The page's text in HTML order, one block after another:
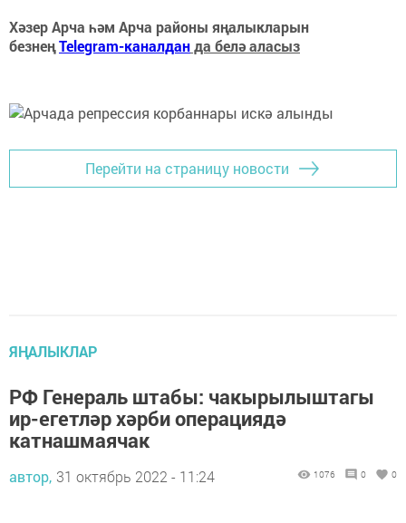
Хәзер Арча һәм Арча районы яңалыкларын
безнеңTelegram-каналданда белә аласыз
Перейти на страницу новости
ЯҢАЛЫКЛАР
РФ Генераль штабы: чакырылыштагы
ир-егетләр хәрби операциядә
катнашмаячак
автор, 31 октябрь 2022 - 11:24 1076 0 0